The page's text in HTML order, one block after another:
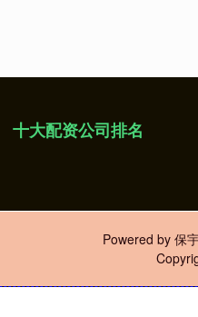
十大配资公司排名
Powered by 保